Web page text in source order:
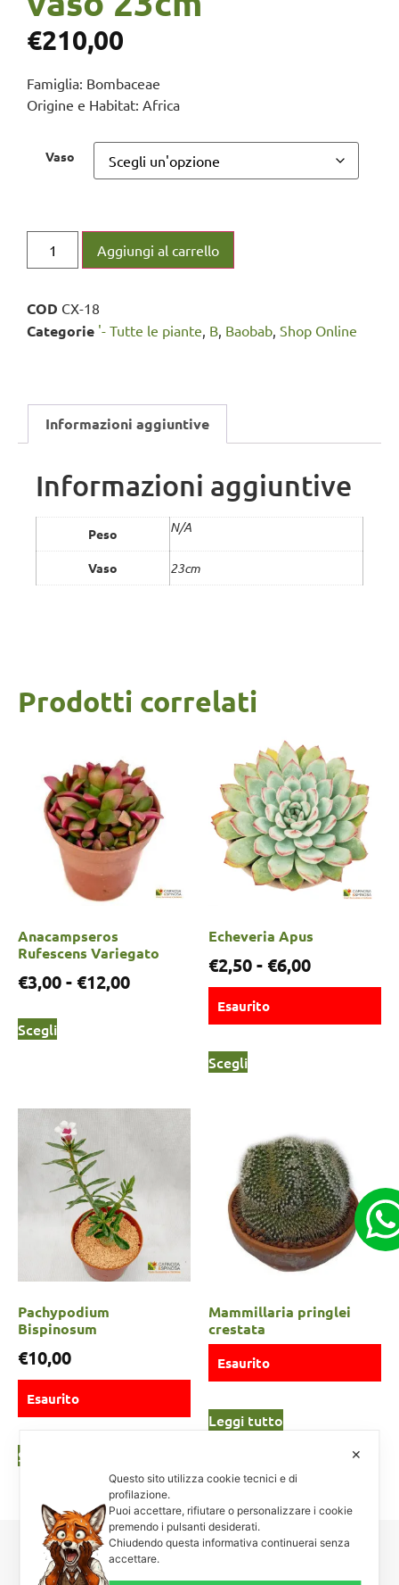
€210,00
Famiglia: Bombaceae
Origine e Habitat: Africa
Vaso
Aggiungi al carrello
COD CX-18
Categorie '- Tutte le piante, B, Baobab, Shop Online
Informazioni aggiuntive
Informazioni aggiuntive
Peso N/A
Vaso 23cm
Prodotti correlati
Anacampseros
Rufescens Variegato
€3,00- €12,00
Scegli
Echeveria Apus
€2,50- €6,00
Esaurito
Scegli
Pachypodium
Bispinosum
€10,00
Esaurito
Scegli
Mammillaria pringlei
crestata
Esaurito
Leggi tutto
Carnosa & Spinosa
✕
Questo sito utilizza cookie tecnici e di
profilazione.
Puoi accettare, rifiutare o personalizzare i cookie
premendo i pulsanti desiderati.
Chiudendo questa informativa continuerai senza
accettare.